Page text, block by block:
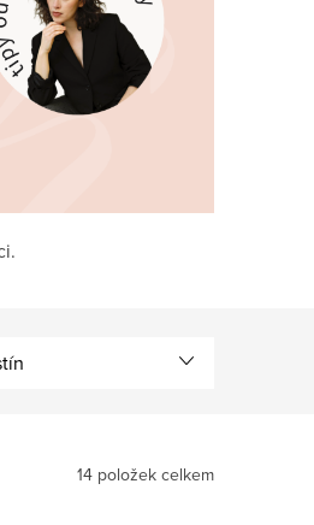
14 položek celkem